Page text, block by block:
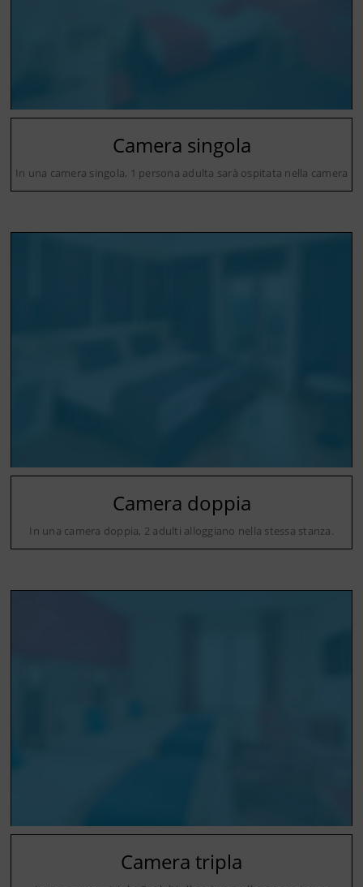
Camera singola
In una camera singola, 1 persona adulta sarà ospitata nella camera
Camera doppia
In una camera doppia, 2 adulti alloggiano nella stessa stanza.
Camera tripla